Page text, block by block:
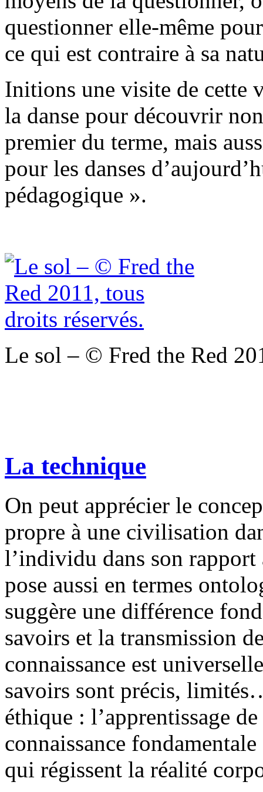
questionner elle-même
ce qui est contraire à sa
Initions une visite de cette
la danse pour découvrir
premier du terme, mais
pour les danses
pédagogique ».
Le sol – © Fred the Red
La technique
On peut apprécier le
propre à une civilisation
l’individu dans son
pose aussi en termes
suggère une différence
savoirs et la transmission
connaissance est
savoirs sont précis,
éthique : l’apprentissage
connaissance
qui régissent la réalité